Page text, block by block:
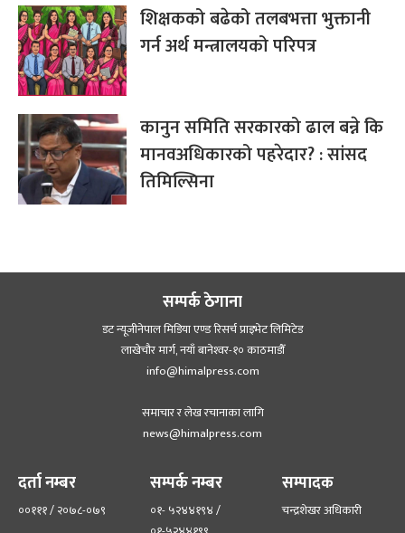
शिक्षकको बढेको तलबभत्ता भुक्तानी
गर्न अर्थ मन्त्रालयको परिपत्र
कानुन समिति सरकारको ढाल बन्ने कि
मानवअधिकारको पहरेदार? : सांसद
तिमिल्सिना
सम्पर्क ठेगाना
डट न्यूजीनेपाल मिडिया एण्ड रिसर्च प्राइभेट लिमिटेड
लाखेचौर मार्ग, नयाँ बानेश्‍वर-१० काठमाडौँ
info@himalpress.com
समाचार र लेख रचानाका लागि
news@himalpress.com
दर्ता नम्बर
००१११ / २०७८-०७९
सम्पर्क नम्बर
०१- ५२४४१९४ /
सम्पादक
चन्द्रशेखर अधिकारी